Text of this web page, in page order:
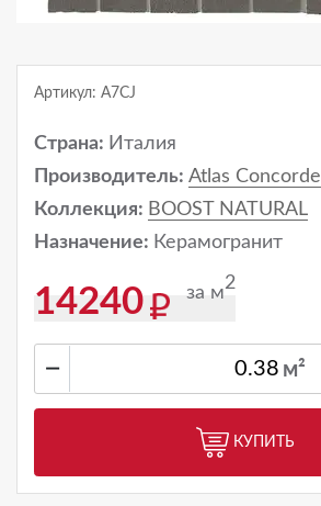
Артикул: A7CJ
Страна: Италия
Производитель: Atlas Concorde
Коллекция: BOOST NATURAL
Назначение: Керамогранит
14240 за м2
− м²
КУПИТЬ